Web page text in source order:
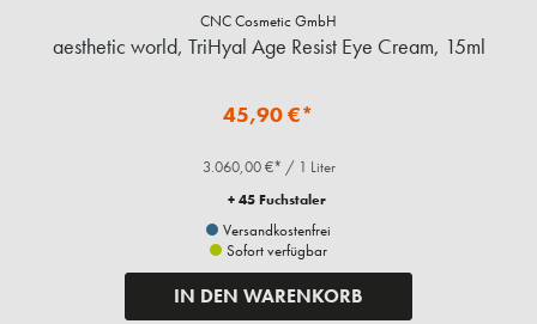
CNC Cosmetic GmbH
aesthetic world, TriHyal Age Resist Eye Cream, 15ml
45,90 €*
3.060,00 €* / 1 Liter
+ 45 Fuchstaler
Versandkostenfrei
Sofort verfügbar
IN DEN WARENKORB